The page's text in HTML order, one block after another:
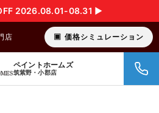
2026.08.01-08.31 ▶︎
店 価格シミュレーション
ペイントホームズ
筑紫野・小郡店